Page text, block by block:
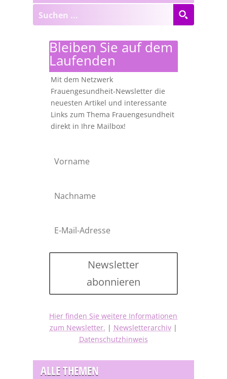
Bleiben Sie auf dem
Laufenden
Mit dem Netzwerk
Frauengesundheit-Newsletter die
neuesten Artikel und interessante
Links zum Thema Frauengesundheit
direkt in Ihre Mailbox!
Newsletter
abonnieren
Hier finden Sie weitere Informationen
zum Newsletter. | Newsletterarchiv|
Datenschutzhinweis
ALLE THEMEN